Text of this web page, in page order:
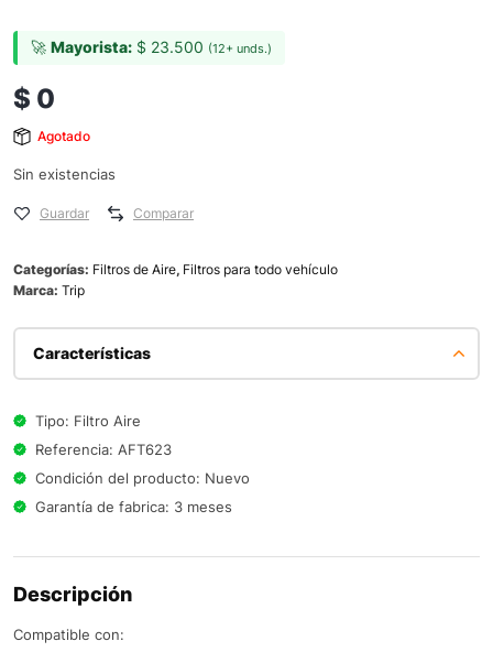
🚀 Mayorista: $ 23.500 (12+ unds.)
$ 0
Agotado
Sin existencias
Guardar Comparar
Categorías: Filtros de Aire, Filtros para todo vehículo
Marca: Trip
Características
Tipo: Filtro Aire
Referencia: AFT623
Condición del producto: Nuevo
Garantía de fabrica: 3 meses
Descripción
Compatible con: